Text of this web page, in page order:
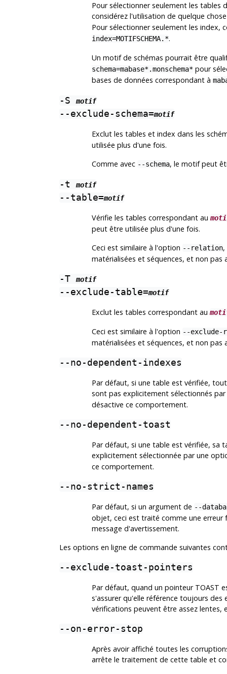
Pour sélectionner seulement les tables
considérez l'utilisation de quelque
Pour sélectionner seulement les index,
index=MOTIFSCHEMA.*.
Un motif de schémas pourrait être
schema=mabase*.monschema*pour
bases de données correspondant à
-Smotif
--exclude-schema=motif
Exclut les tables et index dans les
utilisée plus d'une fois.
Comme avec --schema, le motif peut
-tmotif
--table=motif
Vérifie les tables correspondant au
peut être utilisée plus d'une fois.
Ceci est similaire à l'option --relation,
matérialisées et séquences, et non pas
-Tmotif
--exclude-table=motif
Exclut les tables correspondant au
Ceci est similaire à l'option --exclude-
matérialisées et séquences, et non pas
--no-dependent-indexes
Par défaut, si une table est vérifiée,
sont pas explicitement sélectionnés
désactive ce comportement.
--no-dependent-toast
Par défaut, si une table est vérifiée, sa
explicitement sélectionnée par une
ce comportement.
--no-strict-names
Par défaut, si un argument de --
objet, ceci est traité comme une erreur
message d'avertissement.
Les options en ligne de commande suivantes
--exclude-toast-pointers
Par défaut, quand un pointeur TOAST
s'assurer qu'elle référence toujours des
vérifications peuvent être assez
--on-error-stop
Après avoir affiché toutes les
arrête le traitement de cette table et